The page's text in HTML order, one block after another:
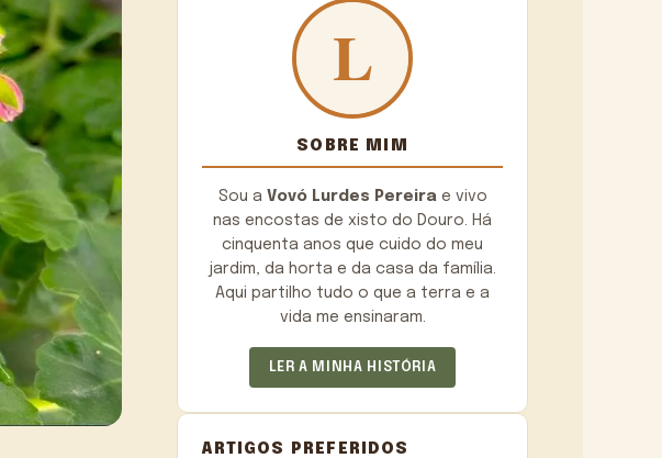
SOBRE MIM
Sou a Vovó Lurdes Pereirae vivo
nas encostas de xisto do Douro. Há
cinquenta anos que cuido do meu
jardim, da horta e da casa da família.
Aqui partilho tudo o que a terra e a
vida me ensinaram.
LER A MINHA HISTÓRIA
ARTIGOS PREFERIDOS